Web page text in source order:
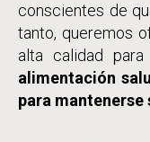
conscientes de
tanto, queremos
alta calidad
alimentación
para mantenerse